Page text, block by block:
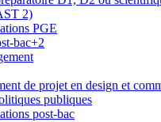
2)
PGE
bac+2
de projet en design et
publiques
post-bac